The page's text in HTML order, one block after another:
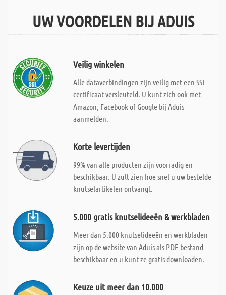
UW VOORDELEN BIJ ADUIS
Veilig winkelen
Alle dataverbindingen zijn veilig met een SSL
certificaat versleuteld. U kunt zich ook met
Amazon, Facebook of Google bij Aduis
aanmelden.
Korte levertijden
99% van alle producten zijn voorradig en
beschikbaar. U zult zien hoe snel u uw bestelde
knutselartikelen ontvangt.
5.000 gratis knutselideeën & werkbladen
Meer dan 5.000 knutselideeën en werkbladen
zijn op de website van Aduis als PDF-bestand
beschikbaar en u kunt ze gratis downloaden.
Keuze uit meer dan 10.000